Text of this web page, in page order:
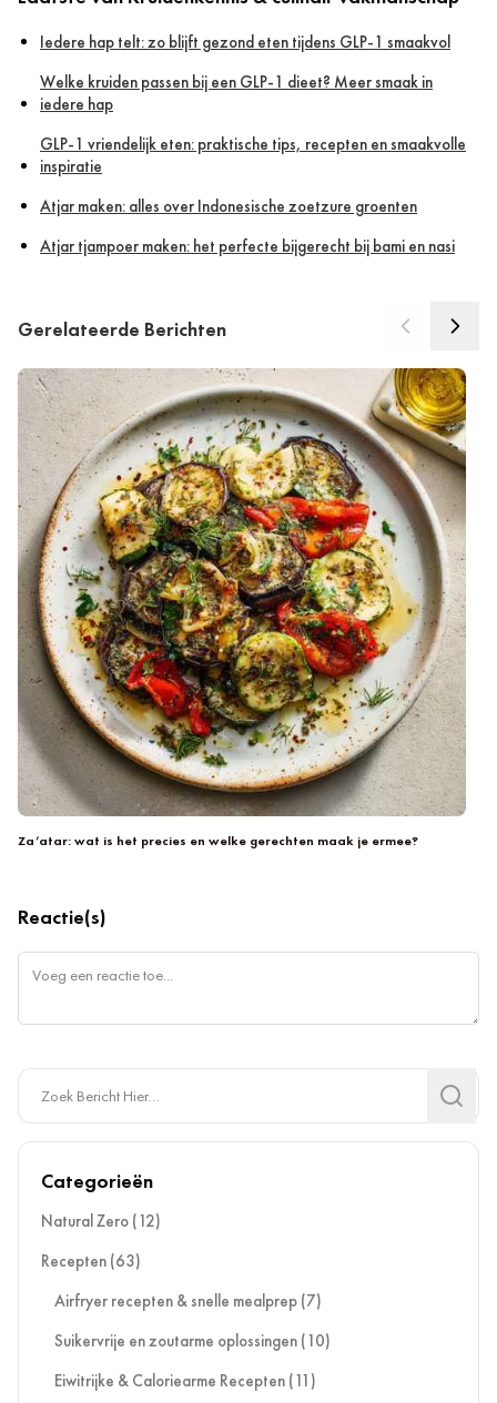
Iedere hap telt: zo blijft gezond eten tijdens GLP-1 smaakvol
Welke kruiden passen bij een GLP-1 dieet? Meer smaak in
iedere hap
GLP-1 vriendelijk eten: praktische tips, recepten en smaakvolle
inspiratie
Atjar maken: alles over Indonesische zoetzure groenten
Atjar tjampoer maken: het perfecte bijgerecht bij bami en nasi
Gerelateerde Berichten
Za’atar: wat is het precies en welke gerechten maak je ermee?
Reactie(s)
Search
Search
Categorieën
Natural Zero (12)
Recepten (63)
Airfryer recepten & snelle mealprep (7)
Suikervrije en zoutarme oplossingen (10)
Eiwitrijke & Caloriearme Recepten (11)